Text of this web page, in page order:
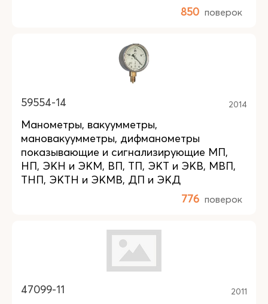
850 поверок
59554-14 2014
Манометры, вакуумметры,
мановакуумметры, дифманометры
показывающие и сигнализирующие МП,
НП, ЭКН и ЭКМ, ВП, ТП, ЭКТ и ЭКВ, МВП,
ТНП, ЭКТН и ЭКМВ, ДП и ЭКД
776 поверок
47099-11 2011